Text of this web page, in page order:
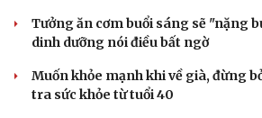
Tưởng ăn cơm buổi sáng sẽ "nặng
dinh dưỡng nói điều bất ngờ
Muốn khỏe mạnh khi về già, đừng
tra sức khỏe từ tuổi 40